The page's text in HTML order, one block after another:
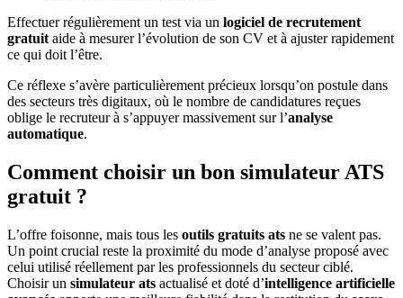
Effectuer régulièrement un test via un logiciel de recrutement
gratuit aide à mesurer l’évolution de son CV et à ajuster rapidement
ce qui doit l’être.
Ce réflexe s’avère particulièrement précieux lorsqu’on postule dans
des secteurs très digitaux, où le nombre de candidatures reçues
oblige le recruteur à s’appuyer massivement sur l’analyse
automatique.
Comment choisir un bon simulateur ATS
gratuit ?
L’offre foisonne, mais tous les outils gratuits ats ne se valent pas.
Un point crucial reste la proximité du mode d’analyse proposé avec
celui utilisé réellement par les professionnels du secteur ciblé.
Choisir un simulateur ats actualisé et doté d’intelligence artificielle